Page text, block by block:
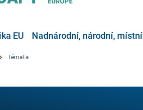
EU Nadnárodní, národní, místní
Témata